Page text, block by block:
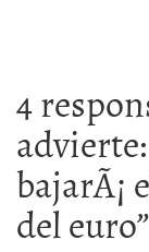
4
bajarÃ¡
del euro”